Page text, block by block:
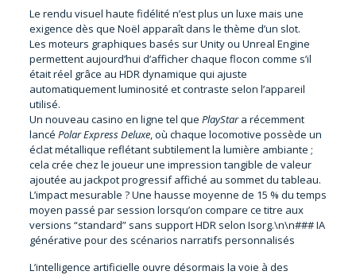
Le rendu visuel haute fidélité n’est plus un luxe mais une
exigence dès que Noël apparaît dans le thème d’un slot.
Les moteurs graphiques basés sur Unity ou Unreal Engine
permettent aujourd’hui d’afficher chaque flocon comme s’il
était réel grâce au HDR dynamique qui ajuste
automatiquement luminosité et contraste selon l’appareil
utilisé.
Un nouveau casino en ligne tel que PlayStara récemment
lancé Polar Express Deluxe, où chaque locomotive possède un
éclat métallique reflétant subtilement la lumière ambiante ;
cela crée chez le joueur une impression tangible de valeur
ajoutée au jackpot progressif affiché au sommet du tableau.
L’impact mesurable ? Une hausse moyenne de 15 % du temps
moyen passé par session lorsqu’on compare ce titre aux
versions “standard” sans support HDR selon Isorg.\n\n### IA
générative pour des scénarios narratifs personnalisés
L’intelligence artificielle ouvre désormais la voie à des